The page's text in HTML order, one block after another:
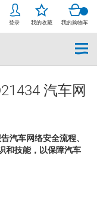
登录 我的收藏 我的购物车
汽车网
汽车网络安全流程、
和技能，以保障汽车